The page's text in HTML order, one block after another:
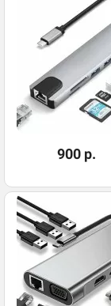
900 р.